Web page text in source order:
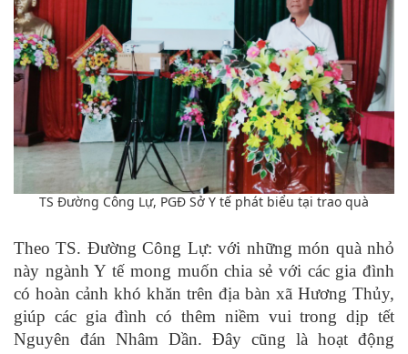
TS Đường Công Lự, PGĐ Sở Y tế phát biểu tại trao quà
Theo TS. Đường Công Lự: với những món quà nhỏ
này ngành Y tế mong muốn chia sẻ với các gia đình
có hoàn cảnh khó khăn trên địa bàn xã Hương Thủy,
giúp các gia đình có thêm niềm vui trong dịp tết
Nguyên đán Nhâm Dần. Đây cũng là hoạt động